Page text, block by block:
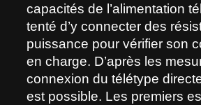
capacités de l’alimentation
tenté d’y connecter des
puissance pour vérifier son
en charge. D’après les
connexion du télétype
est possible. Les premiers